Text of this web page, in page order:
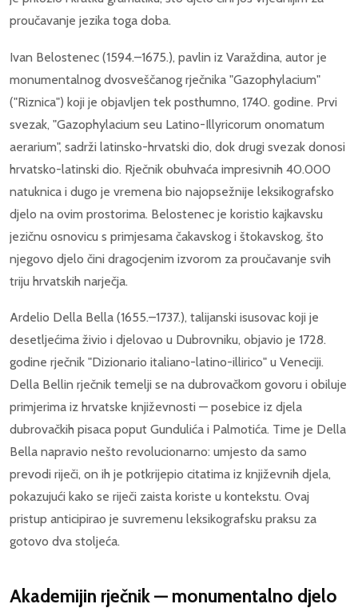
proučavanje jezika toga doba.
Ivan Belostenec (1594.–1675.), pavlin iz Varaždina, autor je
monumentalnog dvosveščanog rječnika "Gazophylacium"
("Riznica") koji je objavljen tek posthumno, 1740. godine. Prvi
svezak, "Gazophylacium seu Latino-Illyricorum onomatum
aerarium", sadrži latinsko-hrvatski dio, dok drugi svezak donosi
hrvatsko-latinski dio. Rječnik obuhvaća impresivnih 40.000
natuknica i dugo je vremena bio najopsežnije leksikografsko
djelo na ovim prostorima. Belostenec je koristio kajkavsku
jezičnu osnovicu s primjesama čakavskog i štokavskog, što
njegovo djelo čini dragocjenim izvorom za proučavanje svih
triju hrvatskih narječja.
Ardelio Della Bella (1655.–1737.), talijanski isusovac koji je
desetljećima živio i djelovao u Dubrovniku, objavio je 1728.
godine rječnik "Dizionario italiano-latino-illirico" u Veneciji.
Della Bellin rječnik temelji se na dubrovačkom govoru i obiluje
primjerima iz hrvatske književnosti — posebice iz djela
dubrovačkih pisaca poput Gundulića i Palmotića. Time je Della
Bella napravio nešto revolucionarno: umjesto da samo
prevodi riječi, on ih je potkrijepio citatima iz književnih djela,
pokazujući kako se riječi zaista koriste u kontekstu. Ovaj
pristup anticipirao je suvremenu leksikografsku praksu za
gotovo dva stoljeća.
Akademijin rječnik — monumentalno djelo